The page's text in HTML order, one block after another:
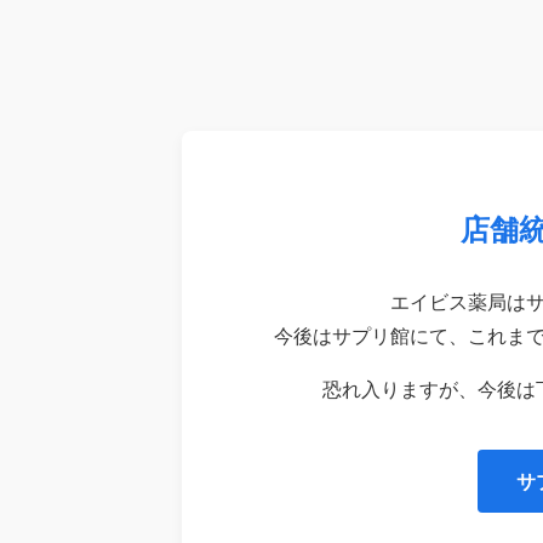
店舗
エイビス薬局は
今後はサプリ館にて、これま
恐れ入りますが、今後
サ